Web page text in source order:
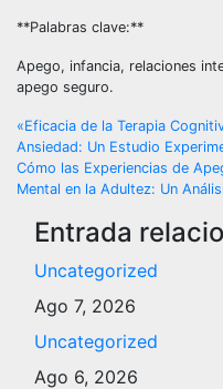
**Palabras clave:**
Apego, infancia, relaciones
apego seguro.
Navegación
de
entradas
«Eficacia de la Terapia
Ansiedad: Un Estudio
Cómo las Experiencias de
Mental en la Adultez: Un
Entrada
Uncategorized
Ago 7, 2026
Uncategorized
Ago 6, 2026